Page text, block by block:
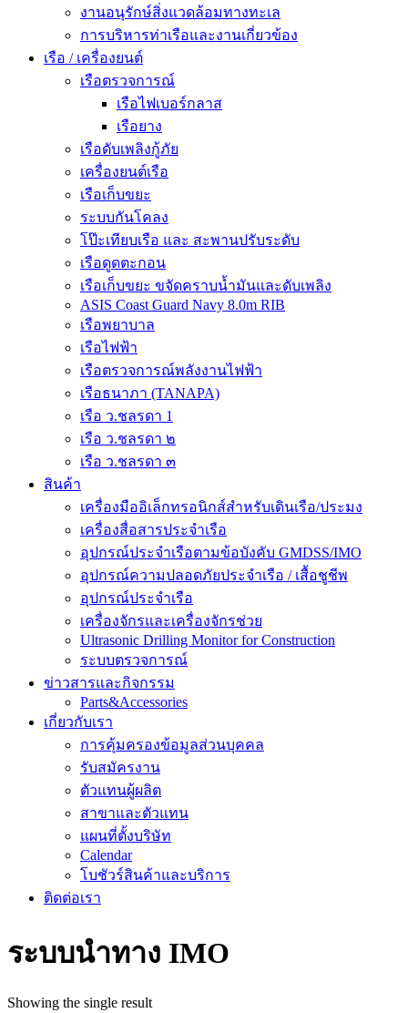
งานอนุรักษ์สิ่งแวดล้อมทางทะเล
การบริหารท่าเรือและงานเกี่ยวข้อง
เรือ / เครื่องยนต์
เรือตรวจการณ์
เรือไฟเบอร์กลาส
เรือยาง
เรือดับเพลิงกู้ภัย
เครื่องยนต์เรือ
เรือเก็บขยะ
ระบบกันโคลง
โป๊ะเทียบเรือ และ สะพานปรับระดับ
เรือดูดตะกอน
เรือเก็บขยะ ขจัดคราบน้ำมันและดับเพลิง
ASIS Coast Guard Navy 8.0m RIB
เรือพยาบาล
เรือไฟฟ้า
เรือตรวจการณ์พลังงานไฟฟ้า
เรือธนาภา (TANAPA)
เรือ ว.ชลรดา 1
เรือ ว.ชลรดา ๒
เรือ ว.ชลรดา ๓
สินค้า
เครื่องมืออิเล็กทรอนิกส์สำหรับเดินเรือ/ประมง
เครื่องสื่อสารประจำเรือ
อุปกรณ์ประจำเรือตามข้อบังคับ GMDSS/IMO
อุปกรณ์ความปลอดภัยประจำเรือ / เสื้อชูชีพ
อุปกรณ์ประจำเรือ
เครื่องจักรและเครื่องจักรช่วย
Ultrasonic Drilling Monitor for Construction
ระบบตรวจการณ์
ข่าวสารและกิจกรรม
Parts&Accessories
เกี่ยวกับเรา
การคุ้มครองข้อมูลส่วนบุคคล
รับสมัครงาน
ตัวแทนผู้ผลิต
สาขาและตัวแทน
แผนที่ตั้งบริษัท
Calendar
โบชัวร์สินค้าและบริการ
ติดต่อเรา
ระบบนำทาง IMO
Showing the single result